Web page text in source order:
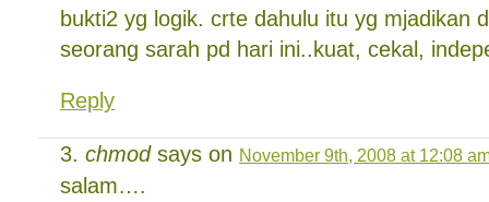
bukti2 yg logik. crte dahulu itu yg mjadikan
seorang sarah pd hari ini..kuat, cekal,
Reply
chmodsays on November 9th, 2008 at 12:08
salam….